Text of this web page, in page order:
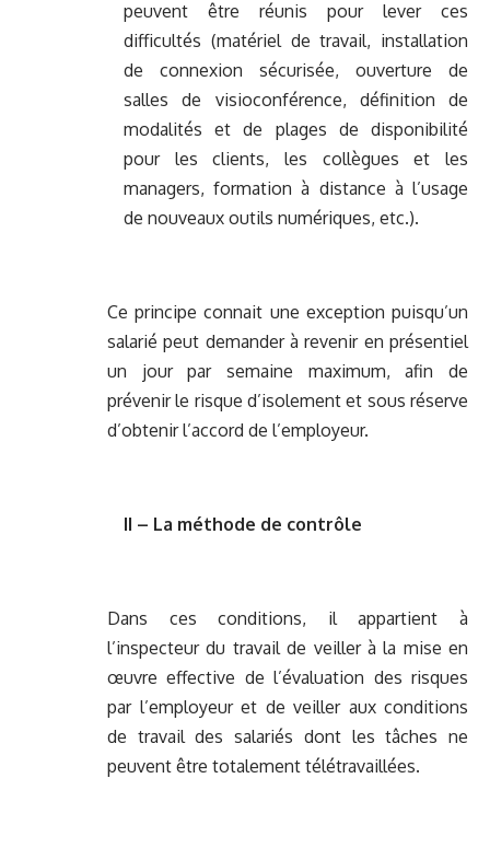
peuvent être réunis pour lever ces
difficultés (matériel de travail, installation
de connexion sécurisée, ouverture de
salles de visioconférence, définition de
modalités et de plages de disponibilité
pour les clients, les collègues et les
managers, formation à distance à l’usage
de nouveaux outils numériques, etc.).
Ce principe connait une exception puisqu’un
salarié peut demander à revenir en présentiel
un jour par semaine maximum, afin de
prévenir le risque d’isolement et sous réserve
d’obtenir l’accord de l’employeur.
II – La méthode de contrôle
Dans ces conditions, il appartient à
l’inspecteur du travail de veiller à la mise en
œuvre effective de l’évaluation des risques
par l’employeur et de veiller aux conditions
de travail des salariés dont les tâches ne
peuvent être totalement télétravaillées.